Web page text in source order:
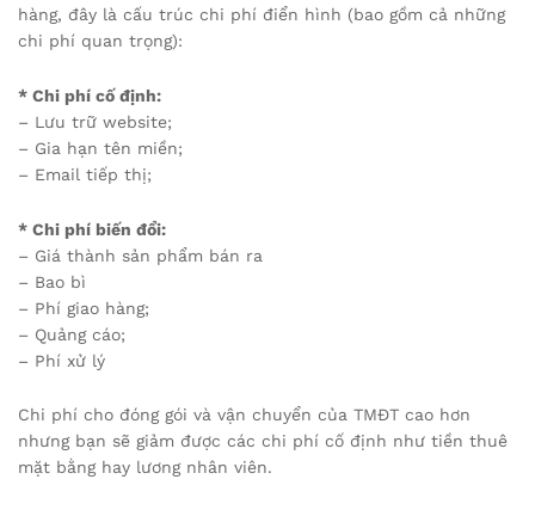
hàng, đây là cấu trúc chi phí điển hình (bao gồm cả những
chi phí quan trọng):
* Chi phí cố định:
– Lưu trữ website;
– Gia hạn tên miền;
– Email tiếp thị;
* Chi phí biến đổi:
– Giá thành sản phẩm bán ra
– Bao bì
– Phí giao hàng;
– Quảng cáo;
– Phí xử lý
Chi phí cho đóng gói và vận chuyển của TMĐT cao hơn
nhưng bạn sẽ giảm được các chi phí cố định như tiền thuê
mặt bằng hay lương nhân viên.